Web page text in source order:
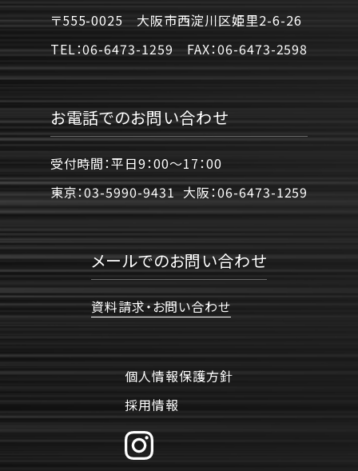
〒555-0025 大阪市西淀川区姫里2-6-26
TEL：06-6473-1259 FAX：06-6473-2598
お電話でのお問い合わせ
受付時間：平日9：00〜17：00
東京：03-5990-9431 大阪：06-6473-1259
メールでのお問い合わせ
資料請求・お問い合わせ
個人情報保護方針
採用情報